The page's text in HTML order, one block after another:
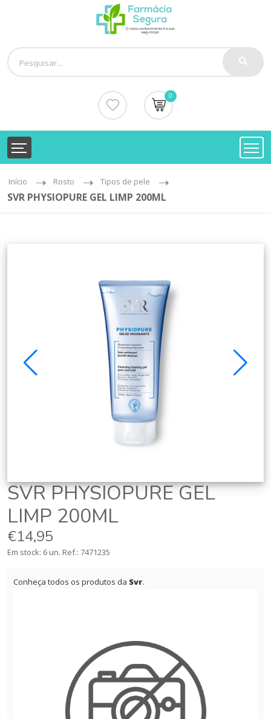
0
Início Rosto Tipos de pele
SVR PHYSIOPURE GEL LIMP 200ML
SVR PHYSIOPURE GEL
LIMP 200ML
€14,95
Em stock: 6 un. Ref.: 7471235
Conheça todos os produtos da Svr.